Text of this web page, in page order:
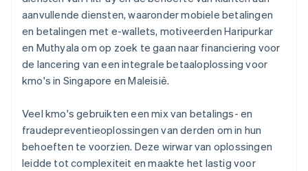
aanvullende diensten, waaronder mobiele betalingen
en betalingen met e-wallets, motiveerden Haripurkar
en Muthyala om op zoek te gaan naar financiering voor
de lancering van een integrale betaaloplossing voor
kmo's in Singapore en Maleisië.
Veel kmo's gebruikten een mix van betalings- en
fraudepreventieoplossingen van derden om in hun
behoeften te voorzien. Deze wirwar van oplossingen
leidde tot complexiteit en maakte het lastig voor